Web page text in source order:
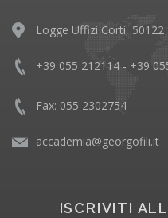
Logge Uffizi Corti, 50122
+39 055 212114 - +39
Fax: 055 2302754
accademia@georgofili.it
ISCRIVITI